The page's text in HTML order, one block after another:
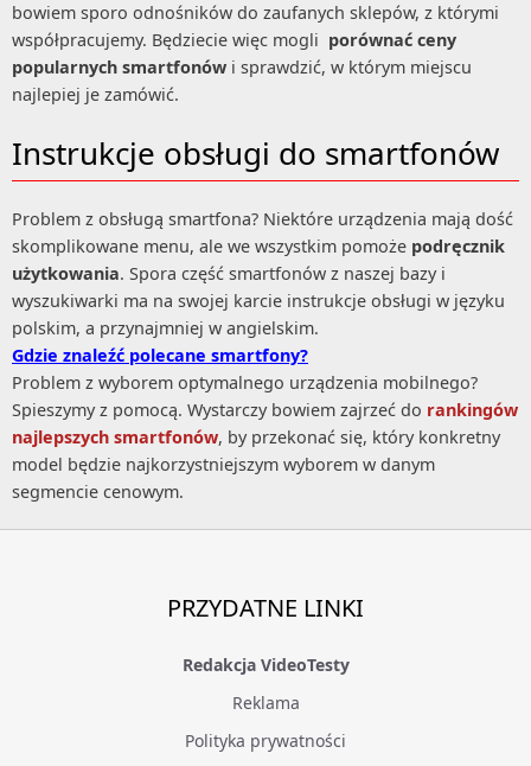
bowiem sporo odnośników do zaufanych sklepów, z którymi
współpracujemy. Będziecie więc mogli porównać ceny
popularnych smartfonów i sprawdzić, w którym miejscu
najlepiej je zamówić.
Instrukcje obsługi do smartfonów
Problem z obsługą smartfona? Niektóre urządzenia mają dość
skomplikowane menu, ale we wszystkim pomoże podręcznik
użytkowania. Spora część smartfonów z naszej bazy i
wyszukiwarki ma na swojej karcie instrukcje obsługi w języku
polskim, a przynajmniej w angielskim.
Gdzie znaleźć polecane smartfony?
Problem z wyborem optymalnego urządzenia mobilnego?
Spieszymy z pomocą. Wystarczy bowiem zajrzeć do rankingów
najlepszych smartfonów, by przekonać się, który konkretny
model będzie najkorzystniejszym wyborem w danym
segmencie cenowym.
PRZYDATNE LINKI
Redakcja VideoTesty
Reklama
Polityka prywatności